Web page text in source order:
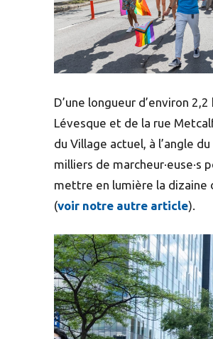
D’une longueur d’environ
Lévesque et de la rue
du Village actuel, à l’angle
milliers de marcheur·euse·s
mettre en lumière la dizaine
(voir notre autre article).